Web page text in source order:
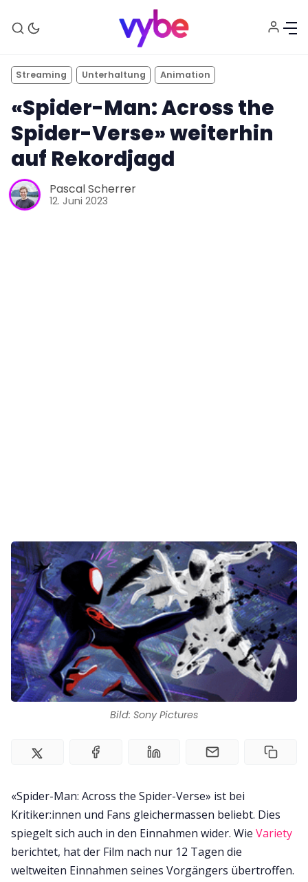
Aktuelles
Kontakt
Impressum
Bild: Sony Pictures
Streaming Unterhaltung Animation
«Spider-Man: Across the
Spider-Verse» weiterhin
auf Rekordjagd
Pascal Scherrer
12. Juni 2023
«Spider-Man: Across the Spider-Verse» ist bei
Kritiker:innen und Fans gleichermassen beliebt. Dies
spiegelt sich auch in den Einnahmen wider. Wie Variety
berichtet, hat der Film nach nur 12 Tagen die
weltweiten Einnahmen seines Vorgängers übertroffen.